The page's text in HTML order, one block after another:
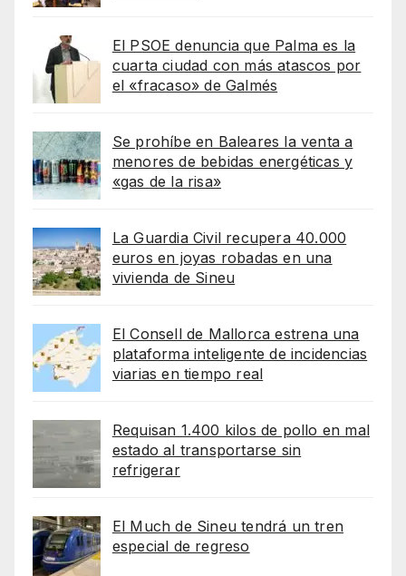
El PSOE denuncia que Palma es la
cuarta ciudad con más atascos por
el «fracaso» de Galmés
Se prohíbe en Baleares la venta a
menores de bebidas energéticas y
«gas de la risa»
La Guardia Civil recupera 40.000
euros en joyas robadas en una
vivienda de Sineu
El Consell de Mallorca estrena una
plataforma inteligente de incidencias
viarias en tiempo real
Requisan 1.400 kilos de pollo en mal
estado al transportarse sin
refrigerar
El Much de Sineu tendrá un tren
especial de regreso